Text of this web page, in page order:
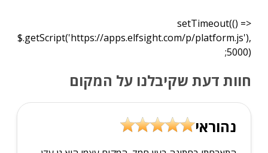
setTimeout(() =>
$.getScript('https://apps.elfsight.com/p/platform.js'),